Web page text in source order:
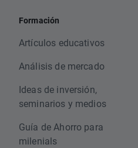
Formación
Artículos educativos
Análisis de mercado
Ideas de inversión,
seminarios y medios
Guía de Ahorro para
milenials